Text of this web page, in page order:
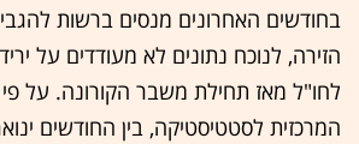
בחודשים האחרונים מנסים ברשות
הזירה, לנוכח נתונים לא מעודדים על
לחו"ל מאז תחילת משבר הקורונה. על
המרכזית לסטטיסטיקה, בין החודשים